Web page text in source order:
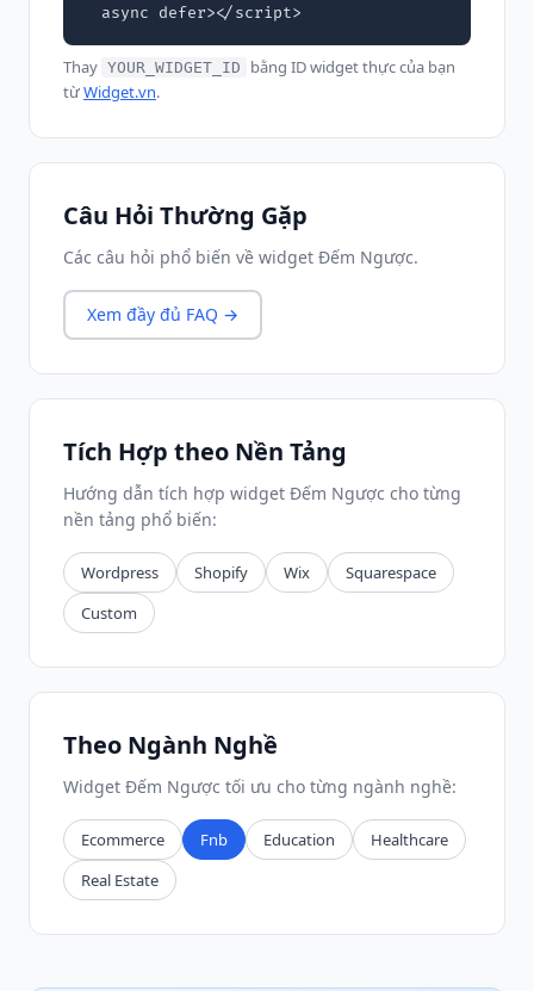
  async defer></script>
Thay YOUR_WIDGET_ID
bằng ID widget thực của bạn
từWidget.vn.
Câu Hỏi Thường Gặp
Các câu hỏi phổ biến về widget Đếm Ngược.
Xem đầy đủ FAQ →
Tích Hợp theo Nền Tảng
Hướng dẫn tích hợp widget Đếm Ngược cho từng
nền tảng phổ biến:
Wordpress Shopify Wix
Squarespace
Custom
Theo Ngành Nghề
Widget Đếm Ngược tối ưu cho từng ngành nghề:
Ecommerce Fnb Education
Healthcare
Real Estate